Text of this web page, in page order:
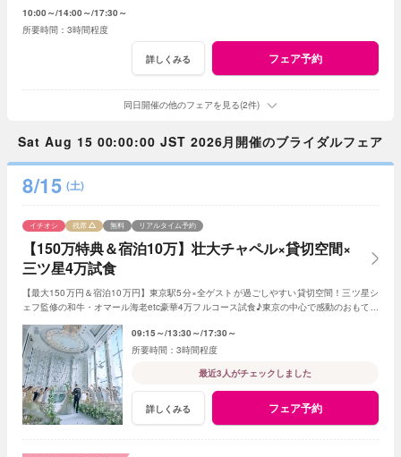
10:00～ 14:00～ 17:30～
3時間程度
詳しくみる フェア予約
同日開催の他のフェアを見る(2件)
Sat Aug 15 00:00:00 JST 2026月開催のブライダルフェア
8/15 (土)
【150万特典＆宿泊10万】壮大チャペル×貸切空間×
三ツ星4万試食
イチオシ 残席 無料 リアルタイム予約
【最大150万円＆宿泊10万円】東京駅5分×全ゲストが過ごしやすい貸切空間！三ツ星シ
ェフ監修の和牛・オマール海老etc豪華4万フルコース試食♪東京の中心で感動のおもてな
09:15～ 13:30～ 17:30～
3時間程度
最近3人がチェックしました
詳しくみる フェア予約